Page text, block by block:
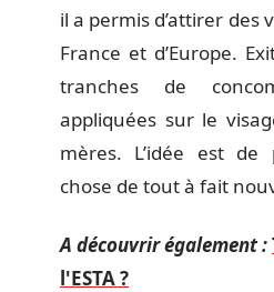
il a permis d’attirer des
France et d’Europe.
tranches de
appliquées sur le
mères. L’idée est de
chose de tout à fait
A découvrir également :
l'ESTA ?